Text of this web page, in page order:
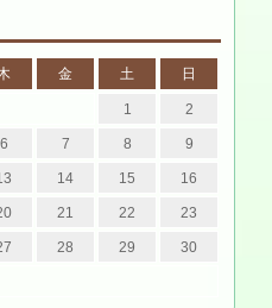
金 土 日
1 2
6 7 8 9
14 15 16
21 22 23
28 29 30